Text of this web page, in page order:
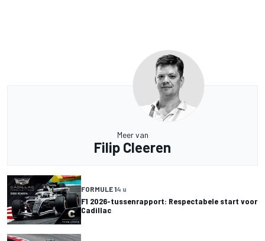
Meer van
Filip Cleeren
FORMULE 14 u
F1 2026-tussenrapport: Respectabele start voor
Cadillac